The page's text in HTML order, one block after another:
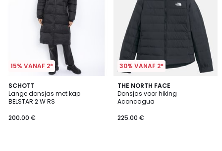
15% VANAF 2*
SCHOTT
Lange donsjas met kap
BELSTAR 2 W RS
200.00 €
4.6
/ 5
30% VANAF 2*
THE NORTH FACE
Donsjas voor hiking
Aconcagua
225.00 €
4.7
/ 5